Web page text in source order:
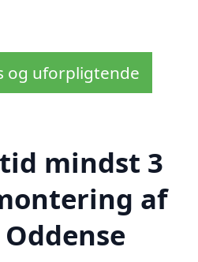
og uforpligtende
mindst 3
af